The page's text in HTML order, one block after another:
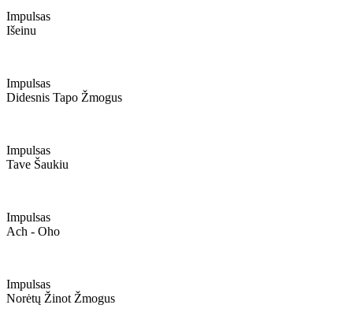
Impulsas
Išeinu
Impulsas
Didesnis Tapo Žmogus
Impulsas
Tave Šaukiu
Impulsas
Ach - Oho
Impulsas
Norėtų Žinot Žmogus